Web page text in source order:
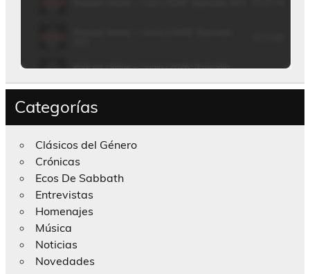
Categorías
Clásicos del Género
Crónicas
Ecos De Sabbath
Entrevistas
Homenajes
Música
Noticias
Novedades